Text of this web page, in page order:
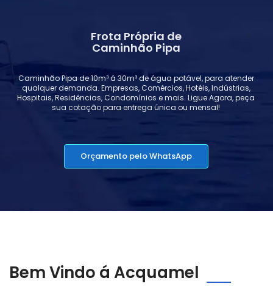
Frota Própria de
Caminhão Pipa
Caminhão Pipa de 10m³ á 30m³ de água potável, para atender
qualquer demanda. Empresas, Comércios, Hotéis, Indústrias,
Hospitais, Residências, Condomínios e mais. Ligue Agora, peça
sua cotação para entrega única ou mensal!
Orçamento pelo WhatsApp
Bem Vindo á Acquamel